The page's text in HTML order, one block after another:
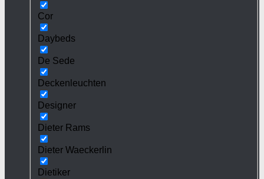
Cor
Daybeds
De Sede
Deckenleuchten
Designer
Dieter Rams
Dieter Waeckerlin
Dietiker